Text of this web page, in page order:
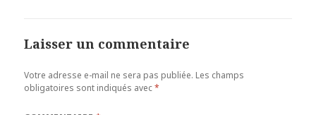
Laisser un commentaire
Votre adresse e-mail ne sera pas publiée. Les champs
obligatoires sont indiqués avec*